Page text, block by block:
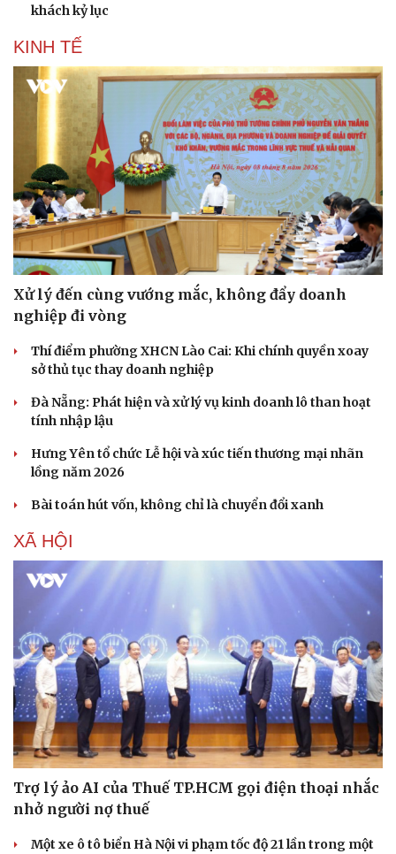
Du lịch
Tư vấn
Săn Tour
check-in
Podcast
Câu chuyện thời sự
Đọc truyện đêm khuya
Cửa sổ tình yêu
Kể chuyện cho bé
khách kỷ lục
KINH TẾ
Xử lý đến cùng vướng mắc, không đẩy doanh
nghiệp đi vòng
Thí điểm phường XHCN Lào Cai: Khi chính quyền xoay
sở thủ tục thay doanh nghiệp
Đà Nẵng: Phát hiện và xử lý vụ kinh doanh lô than hoạt
tính nhập lậu
Hưng Yên tổ chức Lễ hội và xúc tiến thương mại nhãn
lồng năm 2026
Bài toán hút vốn, không chỉ là chuyển đổi xanh
XÃ HỘI
Trợ lý ảo AI của Thuế TP.HCM gọi điện thoại nhắc
nhở người nợ thuế
Một xe ô tô biển Hà Nội vi phạm tốc độ 21 lần trong một